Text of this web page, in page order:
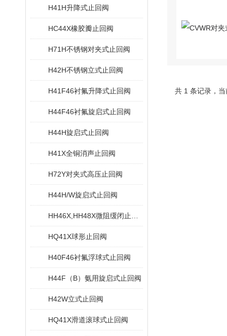
H41H升降式止回阀
HC44X橡胶瓣止回阀
H71H不锈钢对夹式止回阀
H42H不锈钢立式止回阀
H41F46衬氟升降式止回阀
H44F46衬氟旋启式止回阀
H44H旋启式止回阀
H41X全铜消声止回阀
H72Y对夹式高压止回阀
H44H/W旋启式止回阀
HQ41X球形止回阀
H40F46衬氟浮球式止回阀
H44F（B）氨用旋启式止回阀
H42W立式止回阀
HQ41X滑道滚球式止回阀
共 1 条记录，